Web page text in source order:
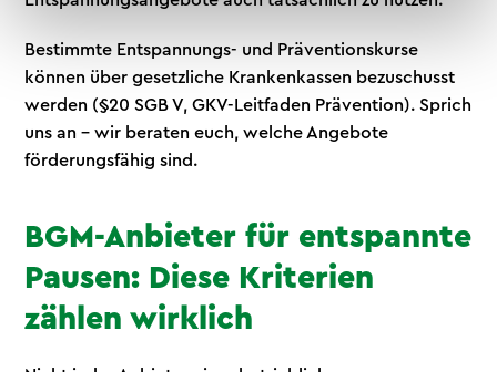
Bestimmte Entspannungs- und Präventionskurse
können über gesetzliche Krankenkassen bezuschusst
werden (§20 SGB V, GKV-Leitfaden Prävention). Sprich
uns an – wir beraten euch, welche Angebote
förderungsfähig sind.
BGM-Anbieter für entspannte
Pausen: Diese Kriterien
zählen wirklich